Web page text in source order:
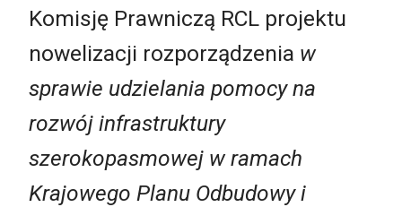
Komisję Prawniczą RCL projektu
nowelizacji rozporządzenia w
sprawie udzielania pomocy na
rozwój infrastruktury
szerokopasmowej w ramach
Krajowego Planu Odbudowy i